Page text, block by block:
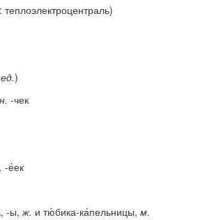
: теплоэлектроцентраль)
)
-чек
-е́ек
, -ы,ж. и тю́бика-ка́пельницы, м.